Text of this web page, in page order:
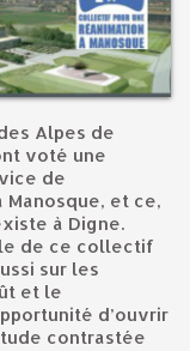
voté une
de
et ce,
à Digne.
de ce collectif
sur les
et le
d’ouvrir
contrastée